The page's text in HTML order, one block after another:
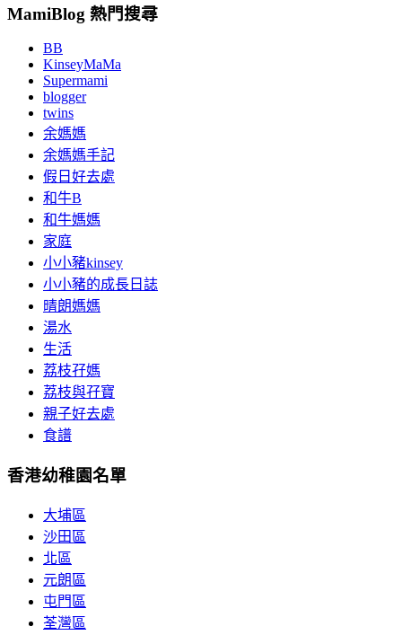
MamiBlog 熱門搜尋
BB
KinseyMaMa
Supermami
blogger
twins
余媽媽
余媽媽手記
假日好去處
和牛B
和牛媽媽
家庭
小小豬kinsey
小小豬的成長日誌
晴朗媽媽
湯水
生活
荔枝孖媽
荔枝與孖寶
親子好去處
食譜
香港幼稚園名單
大埔區
沙田區
北區
元朗區
屯門區
荃灣區